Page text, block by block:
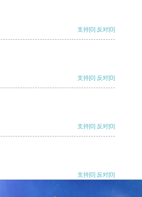
支持[0] 反对[0]
支持[0] 反对[0]
支持[0] 反对[0]
支持[0] 反对[0]